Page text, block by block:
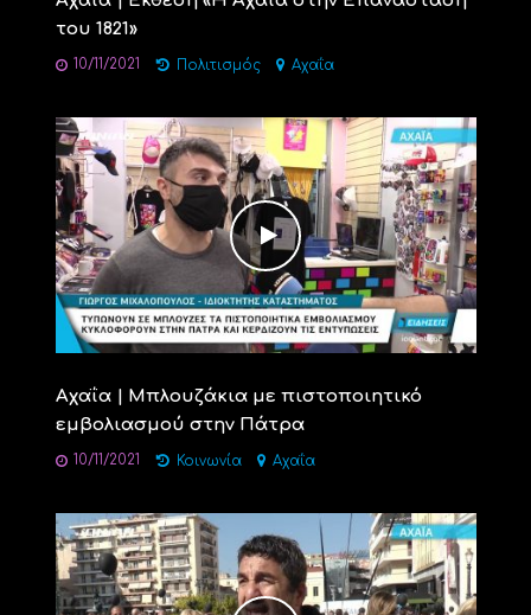
του 1821»
10/11/2021 Πολιτισμός Αχαΐα
Αχαΐα | Μπλουζάκια με πιστοποιητικό
εμβολιασμού στην Πάτρα
10/11/2021 Κοινωνία Αχαΐα